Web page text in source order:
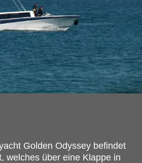
Golden Odyssey befindet
welches über eine Klappe in